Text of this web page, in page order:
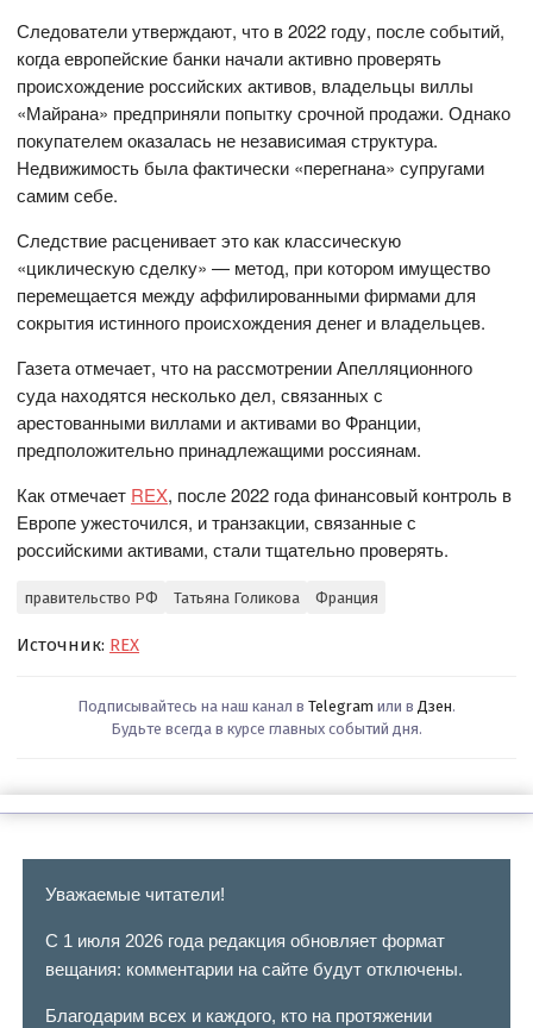
Следователи утверждают, что в 2022 году, после событий,
когда европейские банки начали активно проверять
происхождение российских активов, владельцы виллы
«Майрана» предприняли попытку срочной продажи. Однако
покупателем оказалась не независимая структура.
Недвижимость была фактически «перегнана» супругами
самим себе.
Следствие расценивает это как классическую
«циклическую сделку» — метод, при котором имущество
перемещается между аффилированными фирмами для
сокрытия истинного происхождения денег и владельцев.
Газета отмечает, что на рассмотрении Апелляционного
суда находятся несколько дел, связанных с
арестованными виллами и активами во Франции,
предположительно принадлежащими россиянам.
Как отмечает REX, после 2022 года финансовый контроль в
Европе ужесточился, и транзакции, связанные с
российскими активами, стали тщательно проверять.
правительство РФ Татьяна Голикова Франция
Источник: REX
Подписывайтесь на наш канал в Telegram или в Дзен.
Будьте всегда в курсе главных событий дня.
Уважаемые читатели!
С 1 июля 2026 года редакция обновляет формат
вещания: комментарии на сайте будут отключены.
Благодарим всех и каждого, кто на протяжении